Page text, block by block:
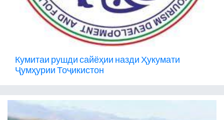
Кумитаи рушди сайёҳии назди Ҳукумати
Ҷумҳурии Тоҷикистон